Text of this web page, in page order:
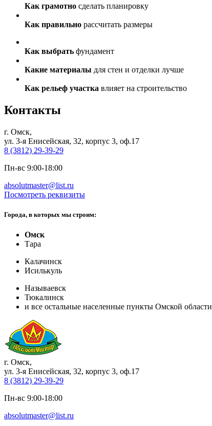
Как грамотно сделать планировку
Как правильно рассчитать размеры
Как выбрать фундамент
Какие материалы для стен и отделки лучше
Как рельеф участка влияет на строительство
Контакты
г. Омск,
ул. 3-я Енисейская, 32, корпус 3, оф.17
8 (3812) 29-39-29
Пн-вс 9:00-18:00
absolutmaster@list.ru
Посмотреть реквизиты
Города, в которых мы строим:
Омск
Тара
Калачинск
Исилькуль
Называевск
Тюкалинск
и все остальные населенные пункты Омской области
г. Омск,
ул. 3-я Енисейская, 32, корпус 3, оф.17
8 (3812) 29-39-29
Пн-вс 9:00-18:00
absolutmaster@list.ru